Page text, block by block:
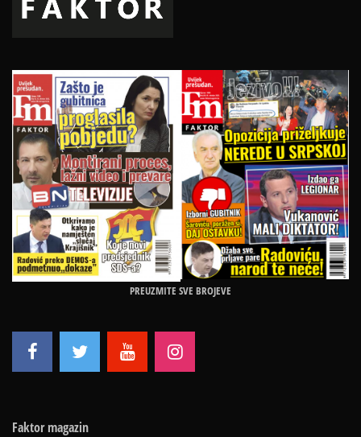
PREUZMITE SVE BROJEVE
Faktor magazin